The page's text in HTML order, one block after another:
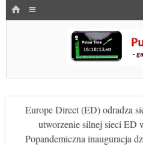
HOME
Pulsarowy.pl
Europe Direct (ED) odradza
utworzenie silnej sieci ED
Popandemiczna inauguracja